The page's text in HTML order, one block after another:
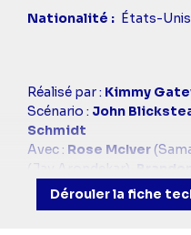
Nationalité
États-Unis
Casting
simba
Réalisé par : Kimmy
Scénario : John
Schmidt
Avec : Rose McIver
(Jay Arondekar),
Higgintoot),
Danielle
(Pete
Dérouler la fiche